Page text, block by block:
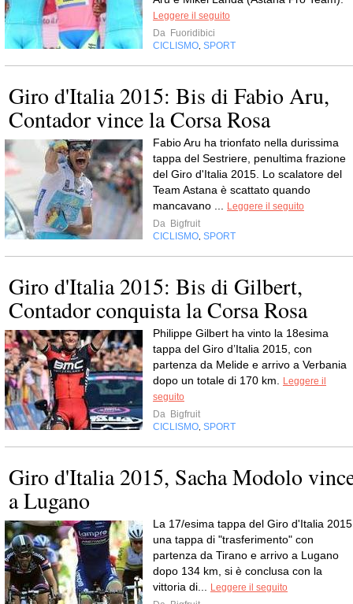
Leggere il seguito
Da Fuoridibici
CICLISMO SPORT
Giro d'Italia 2015: Bis di Fabio Aru,
Contador vince la Corsa Rosa
Fabio Aru ha trionfato nella durissima
tappa del Sestriere, penultima frazione
del Giro d'Italia 2015. Lo scalatore del
Team Astana è scattato quando
mancavano ...
Leggere il seguito
Da Bigfruit
CICLISMO SPORT
Giro d'Italia 2015: Bis di Gilbert,
Contador conquista la Corsa Rosa
Philippe Gilbert ha vinto la 18esima
tappa del Giro d’Italia 2015, con
partenza da Melide e arrivo a Verbania
dopo un totale di 170 km.
Leggere il
seguito
Da Bigfruit
CICLISMO SPORT
Giro d'Italia 2015, Sacha Modolo
a Lugano
La 17/esima tappa del Giro d'Italia
una tappa di "trasferimento" con
partenza da Tirano e arrivo a Lugano
dopo 134 km, si è conclusa con la
vittoria di...
Leggere il seguito